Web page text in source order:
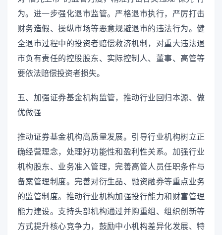
为。进一步强化退市监管。严格退市执行，严厉打击
财务造假、操纵市场等恶意规避退市的违法行为。健
全退市过程中的投资者赔偿救济机制，对重大违法退
市负有责任的控股股东、实际控制人、董事、高管等
要依法赔偿投资者损失。
五、加强证券基金机构监管，推动行业回归本源、做
优做强
推动证券基金机构高质量发展。引导行业机构树立正
确经营理念，处理好功能性和盈利性关系。加强行业
机构股东、业务准入管理，完善高管人员任职条件与
备案管理制度。完善对衍生品、融资融券等重点业务
的监管制度。推动行业机构加强投行能力和财富管理
能力建设。支持头部机构通过并购重组、组织创新等
方式提升核心竞争力，鼓励中小机构差异化发展、特